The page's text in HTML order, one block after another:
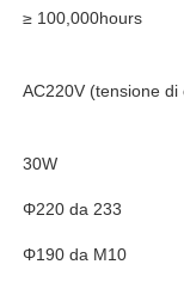
≥ 100,000hours
AC220V (tensione di
30W
Φ220 da 233
Φ190 da M10